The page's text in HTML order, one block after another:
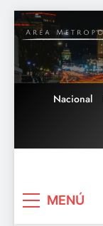
Saltar
al
contenido
Nacional
MENÚ